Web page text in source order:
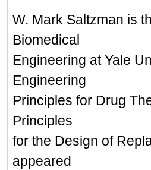
W. Mark Saltzman is
Biomedical
Engineering at Yale
Engineering
Principles for Drug
Principles
for the Design of
appeared